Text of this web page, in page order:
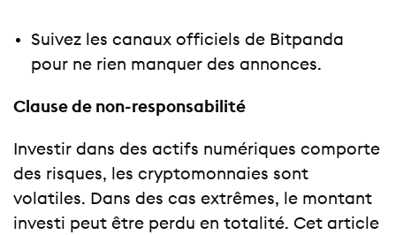
Suivez les canaux officiels de Bitpanda
pour ne rien manquer des annonces.
Clause de non-responsabilité
Investir dans des actifs numériques comporte
des risques, les cryptomonnaies sont
volatiles. Dans des cas extrêmes, le montant
investi peut être perdu en totalité. Cet article